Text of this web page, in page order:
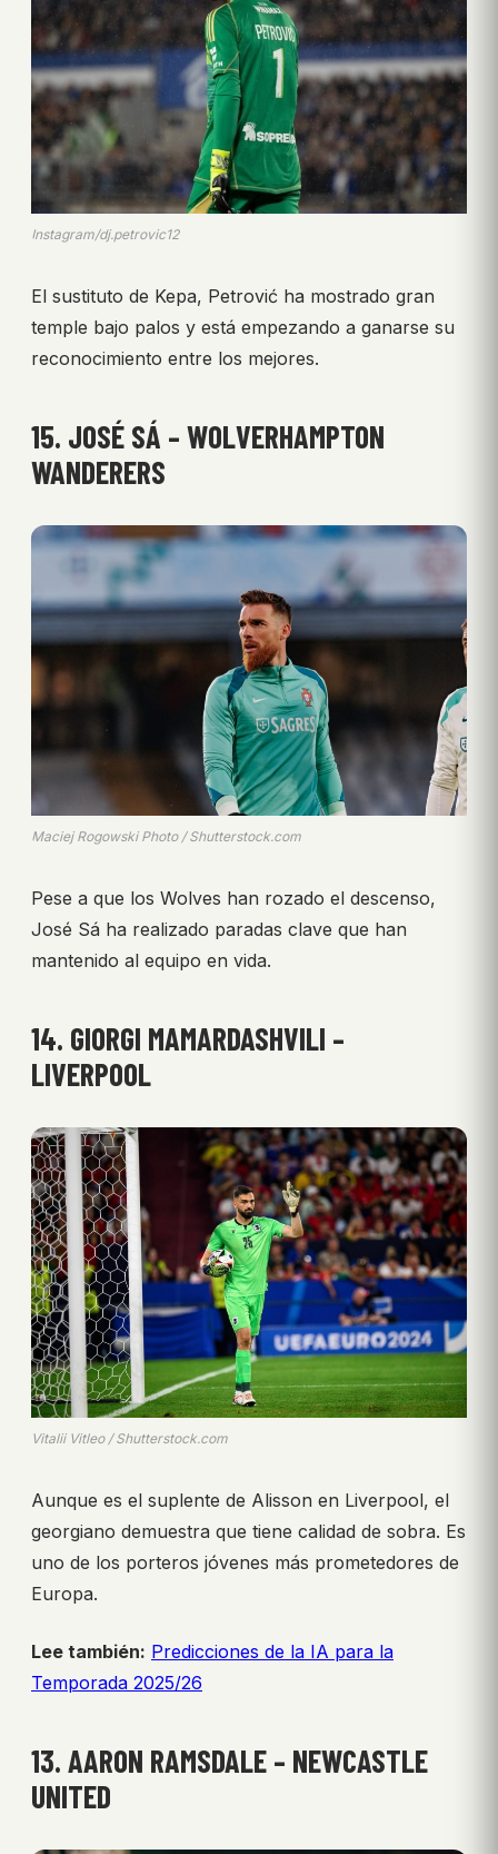
Instagram/dj.petrovic12
El sustituto de Kepa, Petrović ha mostrado gran
temple bajo palos y está empezando a ganarse su
reconocimiento entre los mejores.
15. JOSÉ SÁ – WOLVERHAMPTON
WANDERERS
Maciej Rogowski Photo / Shutterstock.com
Pese a que los Wolves han rozado el descenso,
José Sá ha realizado paradas clave que han
mantenido al equipo en vida.
14. GIORGI MAMARDASHVILI –
LIVERPOOL
Vitalii Vitleo / Shutterstock.com
Aunque es el suplente de Alisson en Liverpool, el
georgiano demuestra que tiene calidad de sobra. Es
uno de los porteros jóvenes más prometedores de
Europa.
Lee también: Predicciones de la IA para la
Temporada 2025/26
13. AARON RAMSDALE – NEWCASTLE
UNITED